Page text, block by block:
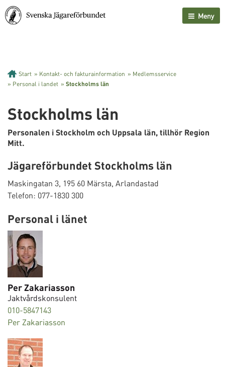
Meny
Start » Kontakt- och fakturainformation » Medlemsservice
» Personal i landet » Stockholms län
Stockholms län
Personalen i Stockholm och Uppsala län, tillhör Region
Mitt.
Jägareförbundet Stockholms län
Maskingatan 3, 195 60 Märsta, Arlandastad
Telefon: 077-1830 300
Personal i länet
Per Zakariasson
Jaktvårdskonsulent
010-5847143
Per Zakariasson